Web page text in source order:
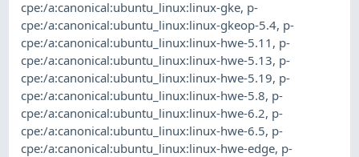
cpe:/a:canonical:ubuntu_linux:linux-gke, p-
cpe:/a:canonical:ubuntu_linux:linux-gkeop-5.4, p-
cpe:/a:canonical:ubuntu_linux:linux-hwe-5.11 , p-
cpe:/a:canonical:ubuntu_linux:linux-hwe-5.13, p-
cpe:/a:canonical:ubuntu_linux:linux-hwe-5.19, p-
cpe:/a:canonical:ubuntu_linux:linux-hwe-5.8, p-
cpe:/a:canonical:ubuntu_linux:linux-hwe-6.2, p-
cpe:/a:canonical:ubuntu_linux:linux-hwe-6.5, p-
cpe:/a:canonical:ubuntu_linux:linux-hwe-edge, p-